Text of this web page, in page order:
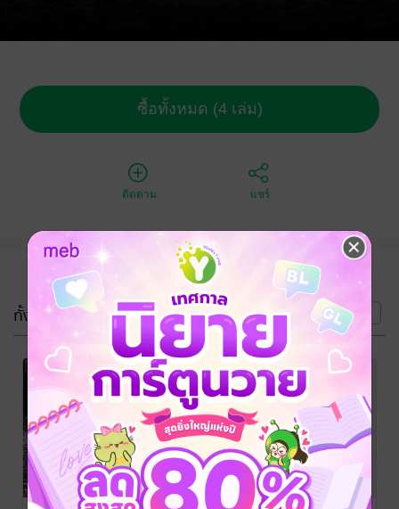
ซื้อทั้งหมด (4 เล่ม)
ติดตาม แชร์
ทั้งหมด(4 เล่ม) หน้าที่ 1
Angel
Angel
Angel